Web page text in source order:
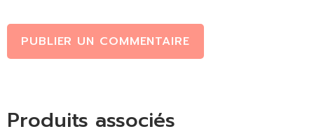
PUBLIER UN COMMENTAIRE
Produits associés